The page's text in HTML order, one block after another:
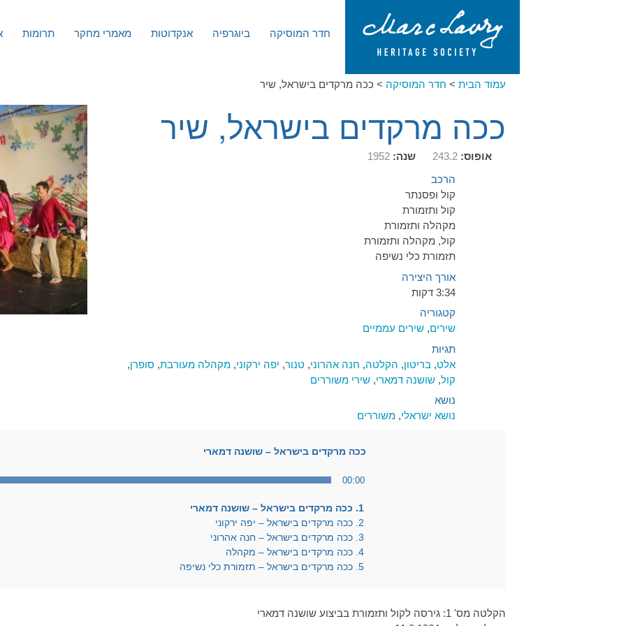
חדר המוסיקה ביוגרפיה אנקדוטות מאמרי מחקר תרומות
עמוד הבית > חדר המוסיקה > ככה מרקדים בישראל, שיר
ככה מרקדים בישראל, שיר
אופוס: 243.2 שנה: 1952
הרכב
קול ופסנתר
קול ותזמורת
מקהלה ותזמורת
קול, מקהלה ותזמורת
תזמורת כלי נשיפה
אורך היצירה
3:34 דקות
קטגוריה
שירים,שירים עממיים
תגיות
אלט,בריטון, הקלטה, חנה אהרוני, טנור, יפה ירקוני,מקהלה מעורבת, סופרן,
קול,שושנה דמארי,שירי משוררים
נושא
נושא ישראלי,משוררים
ככה מרקדים בישראל – שושנה דמארי
00:00
1. ככה מרקדים בישראל – שושנה דמארי
2. ככה מרקדים בישראל – יפה ירקוני
3. ככה מרקדים בישראל – חנה אהרוני
4. ככה מרקדים בישראל – מקהלה
5. ככה מרקדים בישראל – תזמורת כלי נשיפה
הקלטה מס' 1: גירסה לקול ותזמורת בביצוע שושנה דמארי